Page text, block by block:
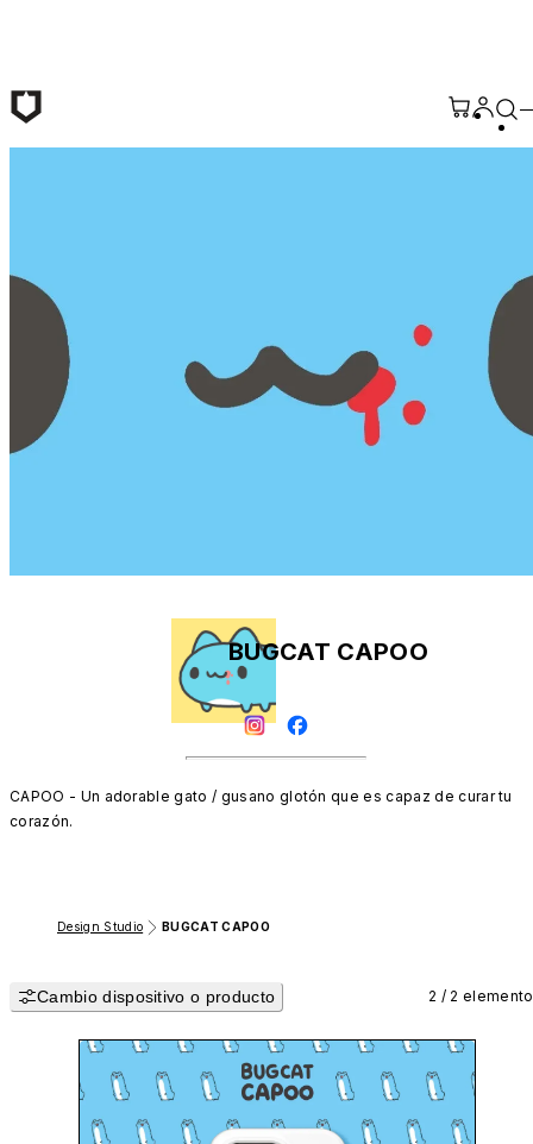
BUGCAT CAPOO
CAPOO - Un adorable gato / gusano glotón que es capaz de curar tu
corazón.
Design Studio BUGCAT CAPOO
Cambio dispositivo o producto 2 / 2